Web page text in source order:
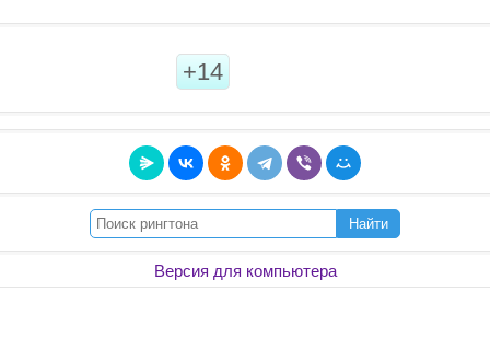
+14
Найти
Версия для компьютера